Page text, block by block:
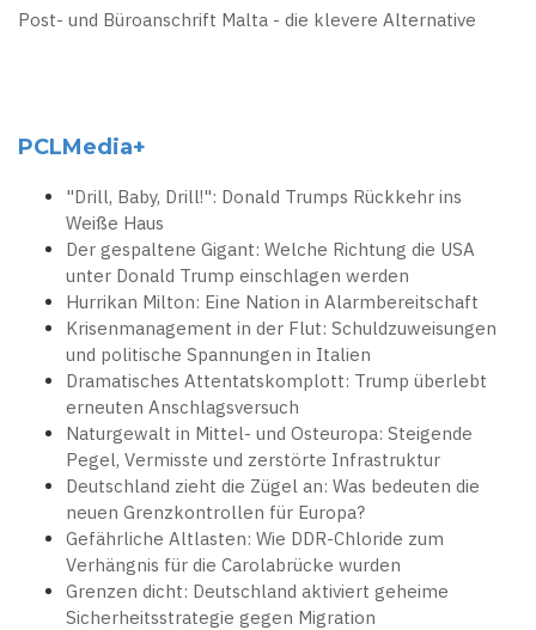
Post- und Büroanschrift Malta - die klevere Alternative
PCLMedia+
"Drill, Baby, Drill!": Donald Trumps Rückkehr ins
Weiße Haus
Der gespaltene Gigant: Welche Richtung die USA
unter Donald Trump einschlagen werden
Hurrikan Milton: Eine Nation in Alarmbereitschaft
Krisenmanagement in der Flut: Schuldzuweisungen
und politische Spannungen in Italien
Dramatisches Attentatskomplott: Trump überlebt
erneuten Anschlagsversuch
Naturgewalt in Mittel- und Osteuropa: Steigende
Pegel, Vermisste und zerstörte Infrastruktur
Deutschland zieht die Zügel an: Was bedeuten die
neuen Grenzkontrollen für Europa?
Gefährliche Altlasten: Wie DDR-Chloride zum
Verhängnis für die Carolabrücke wurden
Grenzen dicht: Deutschland aktiviert geheime
Sicherheitsstrategie gegen Migration